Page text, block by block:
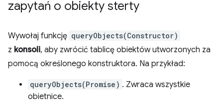
zapytań o obiekty sterty
Wywołaj funkcję queryObjects(Constructor)
z konsoli, aby zwrócić tablicę obiektów utworzonych za
pomocą określonego konstruktora. Na przykład:
queryObjects(Promise) . Zwraca wszystkie
obietnice.